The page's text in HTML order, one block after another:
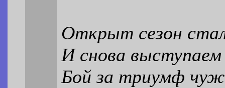
Открыт сезон
И снова
Бой за триумф